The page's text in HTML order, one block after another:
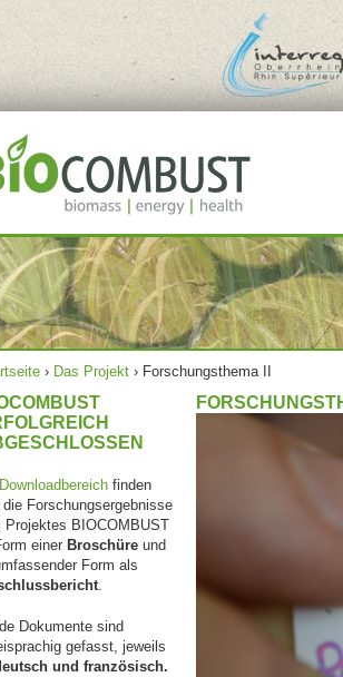
Jump to navigation
sind hier
› Das Projekt › Forschungsthema II
Downloadbereich finden
Forschungsergebnisse
Projektes BIOCOMBUST
einer Broschüre und
Form als
Dokumente sind
gefasst, jeweils
und französisch.